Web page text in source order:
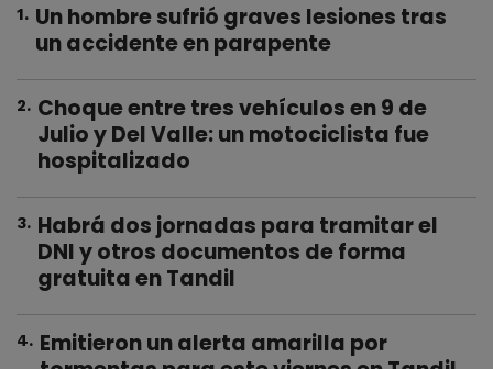
1. Un hombre sufrió graves lesiones tras
un accidente en parapente
2. Choque entre tres vehículos en 9 de
Julio y Del Valle: un motociclista fue
hospitalizado
3. Habrá dos jornadas para tramitar el
DNI y otros documentos de forma
gratuita en Tandil
4. Emitieron un alerta amarilla por